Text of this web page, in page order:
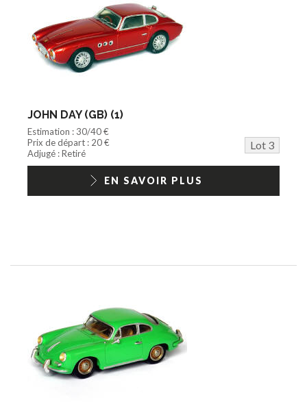
JOHN DAY (GB) (1)
Estimation : 30/40 €
Prix de départ : 20 €
Lot 3
Adjugé : Retiré
EN SAVOIR PLUS